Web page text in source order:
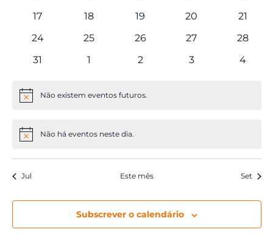
Eventos
0
17
0
18
0
19
0
20
0
21
0
24
0
25
0
26
0
27
0
28
0
31
01
0
2
0
3
0
4
Aviso Não existem eventos futuros.
Aviso Não há eventos neste dia.
Jul Este mês Set
Subscrever o calendário